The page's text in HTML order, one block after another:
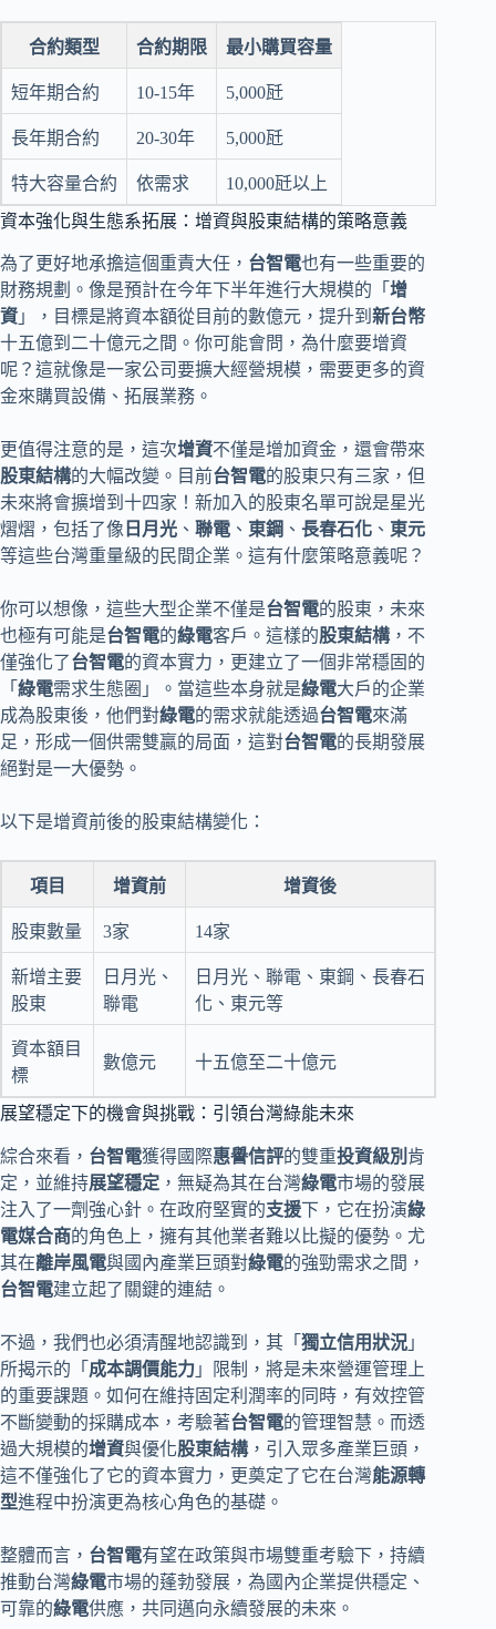
合約類型 合約期限 最小購買容量
短年期合約 10-15年 5,000瓩
長年期合約 20-30年 5,000瓩
特大容量合約 依需求
10,000瓩以上
資本強化與生態系拓展：增資與股東結構的策略意義
為了更好地承擔這個重責大任， 台智電也有一些重要的
財務規劃。像是預計在今年下半年進行大規模的「 增
資 」，目標是將資本額從目前的數億元，提升到 新台幣
十五億到二十億元之間。你可能會問，為什麼要增資
呢？這就像是一家公司要擴大經營規模，需要更多的資
金來購買設備、拓展業務。
更值得注意的是，這次增資不僅是增加資金，還會帶來
股東結構的大幅改變。目前台智電的股東只有三家，但
未來將會擴增到十四家！新加入的股東名單可說是星光
熠熠，包括了像 日月光 、 聯電 、 東鋼 、 長春石化 、 東元
等這些台灣重量級的民間企業。這有什麼策略意義呢？
你可以想像，這些大型企業不僅是台智電的股東，未來
也極有可能是台智電的綠電客戶。這樣的股東結構，不
僅強化了 台智電的資本實力，更建立了一個非常穩固的
「 綠電需求生態圈」。當這些本身就是綠電大戶的企業
成為股東後，他們對綠電的需求就能透過台智電來滿
足，形成一個供需雙贏的局面，這對台智電的長期發展
絕對是一大優勢。
以下是增資前後的股東結構變化：
項目 增資前 增資後
股東數量 3家 14家
新增主要
股東
日月光、
聯電
日月光、聯電、東鋼、長春石
化、東元等
資本額目
標
數億元 十五億至二十億元
展望穩定下的機會與挑戰：引領台灣綠能未來
綜合來看， 台智電獲得國際惠譽信評的雙重投資級別 肯
定，並維持展望穩定 ，無疑為其在台灣綠電市場的發展
注入了一劑強心針。在政府堅實的支援下，它在扮演綠
電媒合商的角色上，擁有其他業者難以比擬的優勢。尤
其在離岸風電與國內產業巨頭對綠電的強勁需求之間，
台智電建立起了關鍵的連結。
不過，我們也必須清醒地認識到，其「 獨立信用狀況 」
所揭示的「 成本調價能力 」限制，將是未來營運管理上
的重要課題。如何在維持固定利潤率的同時，有效控管
不斷變動的採購成本，考驗著台智電的管理智慧。而透
過大規模的增資與優化股東結構，引入眾多產業巨頭，
這不僅強化了它的資本實力，更奠定了它在台灣能源轉
型進程中扮演更為核心角色的基礎。
整體而言， 台智電有望在政策與市場雙重考驗下，持續
推動台灣綠電市場的蓬勃發展，為國內企業提供穩定、
可靠的綠電供應，共同邁向永續發展的未來。